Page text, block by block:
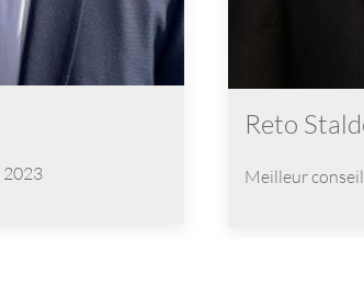
2023
Reto
Meilleur